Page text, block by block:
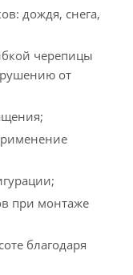
дождя, снега,
черепицы
от
при монтаже
благодаря